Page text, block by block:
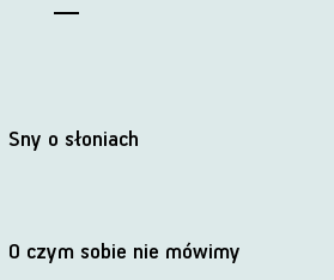
Sny o słoniach
O czym sobie nie mówimy